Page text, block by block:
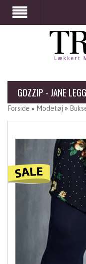
GOZZIP - JANE
Forside » Modetøj »